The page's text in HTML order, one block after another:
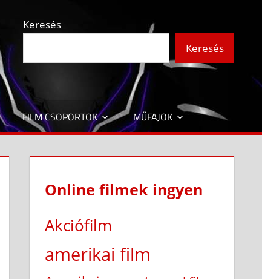
Keresés
Keresés
FILM CSOPORTOK MŰFAJOK
Online filmek ingyen
Akciófilm
amerikai film